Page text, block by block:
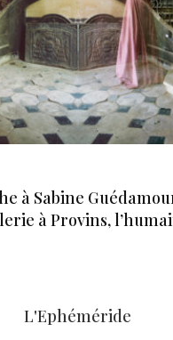
à Sabine
à Provins,
L'Ephéméride